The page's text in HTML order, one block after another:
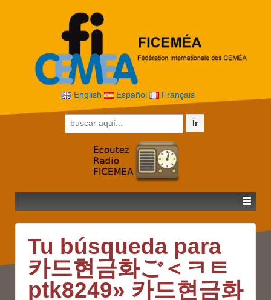
English Español Français
Buscar por:
Tu búsqueda para
카드현금화ご＜ㅋㅌ
ptk8249» 카드현금화